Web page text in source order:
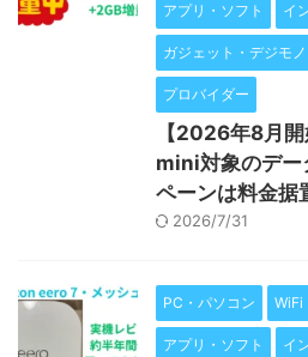
アプリ・ソフト イ
ガジェット・デジモノ
プロバイダー
【2026年8月
mini対象のデー
ペーンは料金据
2026/7/31
PC・パソコン WiFi
アプリ・ソフト イ